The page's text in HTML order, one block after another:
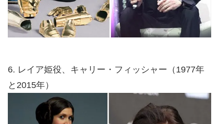
6. レイア姫役、キャリー・フィッシャー（1977年
と2015年）